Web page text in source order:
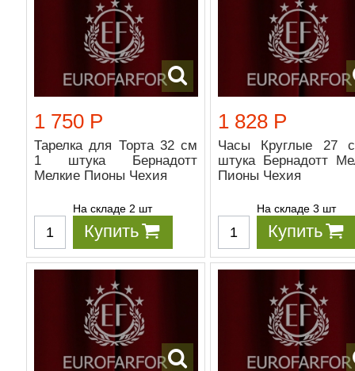
1 750 Р
Тарелка для Торта 32 см
1 штука Бернадотт
Мелкие Пионы Чехия
На складе 2 шт
Купить
1 828 Р
Часы Круглые 27
штука Бернадотт
Пионы Чехия
На складе 3 шт
Купить